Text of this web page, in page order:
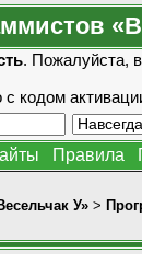
. Пожалуйста,
с кодом
Правила
У» >